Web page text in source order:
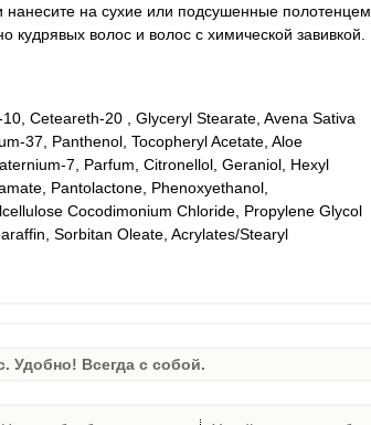
нанесите на сухие или подсушенные полотенцем
волос и волос с химической завивкой.
Ceteareth-20 , Glyceryl Stearate, Avena Sativa
37, Panthenol, Tocopheryl Acetate, Aloe
7, Parfum, Citronellol, Geraniol, Hexyl
Pantolactone, Phenoxyethanol,
Cocodimonium Chloride, Propylene Glycol
Sorbitan Oleate, Acrylates/Stearyl
Удобно! Всегда с собой.